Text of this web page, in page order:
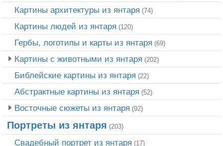
Картины архитектуры из янтаря (74)
Картины людей из янтаря (120)
Гербы, логотипы и карты из янтаря (69)
Картины с животными из янтаря (202)
Библейские картины из янтаря (22)
Абстрактные картины из янтаря (52)
Восточные сюжеты из янтаря (92)
Портреты из янтаря (203)
Свадебный портрет из янтаря (17)